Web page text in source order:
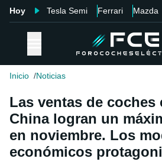
Hoy Tesla Semi Ferrari Mazda
Inicio Noticias
Las ventas de coches
China logran un
en noviembre. Los
económicos